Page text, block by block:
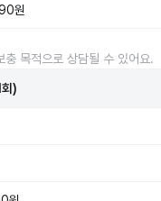
원
목적으로 상담될 수 있어요.
)